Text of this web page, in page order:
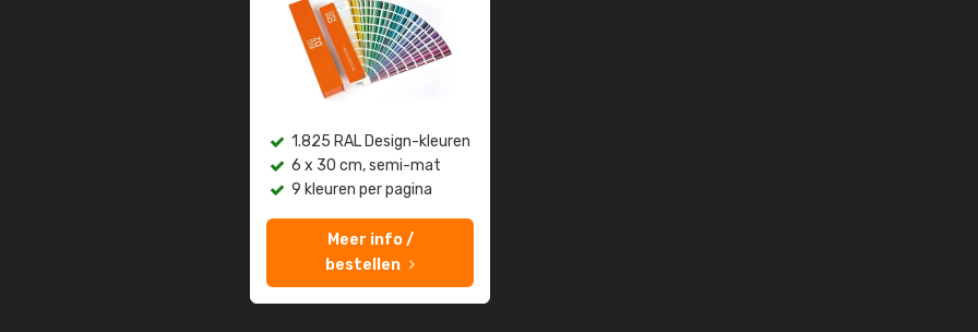
1.825 RAL Design-kleuren
6 x 30 cm, semi-mat
9 kleuren per pagina
Meer info /
bestellen